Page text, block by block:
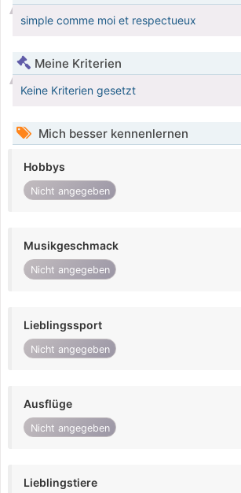
simple comme moi et respectueux
Meine Kriterien
Keine Kriterien gesetzt
Mich besser kennenlernen
Hobbys
Nicht angegeben
Musikgeschmack
Nicht angegeben
Lieblingssport
Nicht angegeben
Ausflüge
Nicht angegeben
Lieblingstiere